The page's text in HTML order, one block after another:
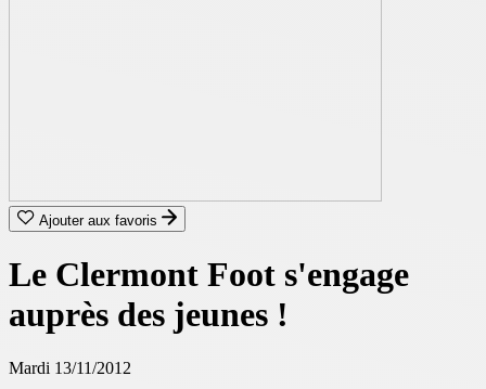
Ajouter aux favoris
Le Clermont Foot s'engage
auprès des jeunes !
Mardi 13/11/2012